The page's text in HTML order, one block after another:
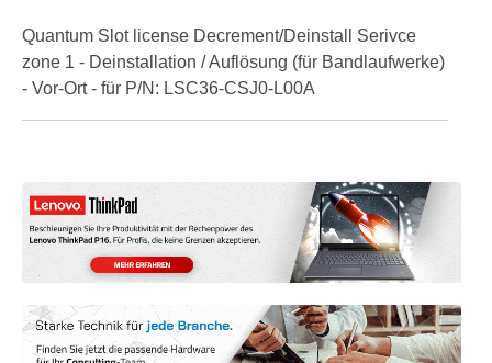
Quantum Slot license Decrement/Deinstall Serivce
zone 1 - Deinstallation / Auflösung (für Bandlaufwerke)
- Vor-Ort - für P/N: LSC36-CSJ0-L00A